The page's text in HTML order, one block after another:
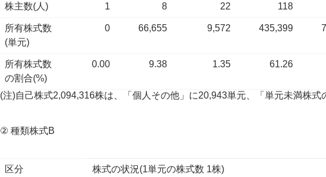
株主数(人) 1 8 22 118
所有株式数
(単元)
0 66,655 9,572 435,399
所有株式数
の割合(%)
0.00 9.38 1.35 61.26
(注)自己株式2,094,316株は、「個人その他」に20,943単元、「単元未満株式
② 種類株式B
区分 株式の状況(1単元の株式数 1株)